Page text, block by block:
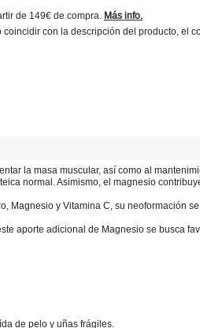
de 149€ de compra. Más info.
coincidir con la descripción del producto, el
la masa muscular, así como al
normal. Asimismo, el magnesio
Magnesio y Vitamina C, su neoformación
aporte adicional de Magnesio se busca
de pelo y uñas frágiles.